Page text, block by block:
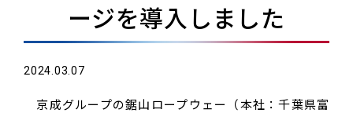
ージを導入しました
2024.03.07
京成グループの鋸山ロープウェー（本社：千葉県富